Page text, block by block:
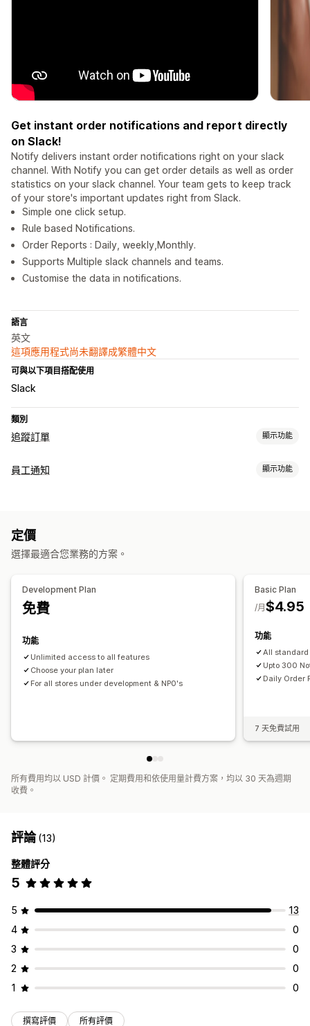
Get instant order notifications and report directly
on Slack!
Notify delivers instant order notifications right on your slack
channel. With Notify you can get order details as well as order
statistics on your slack channel. Your team gets to keep track
of your store's important updates right from Slack.
Simple one click setup.
Rule based Notifications.
Order Reports : Daily, weekly,Monthly.
Supports Multiple slack channels and teams.
Customise the data in notifications.
語言
英文
這項應用程式尚未翻譯成繁體中文
可與以下項目搭配使用
Slack
類別
追蹤訂單 顯示功能
追蹤
即時通知
員工通知 顯示功能
自訂
定價
選擇最適合您業務的方案。
Development Plan
免費
功能
Unlimited access to all features
Choose your plan later
For all stores under development & NP0's
Basic Plan
$4.95
/月
功能
All
Upto 300
Daily Order
7 天免費試用
所有費用均以 USD 計價。 定期費用和依使用量計費方案，均以 30 天為週期
收費。
評論(13)
整體評分
5
5
13
4
0
3
0
2
0
1
0
撰寫評價 所有評價